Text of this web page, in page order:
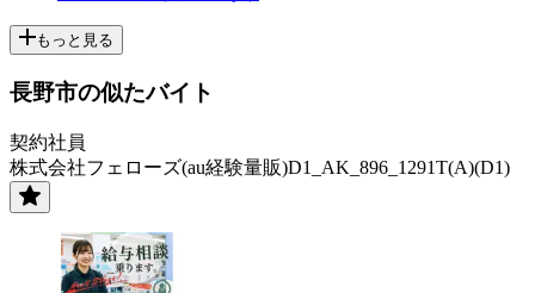
もっと見る
長野市の似たバイト
契約社員
株式会社フェローズ(au経験量販)D1_AK_896_1291T(A)(D1)